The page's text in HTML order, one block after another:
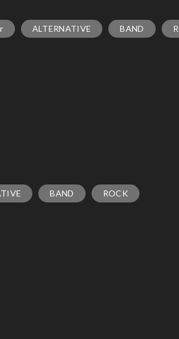
ALTERNATIVE BAND
BAND ROCK